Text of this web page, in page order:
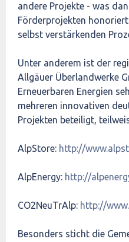
andere Projekte - was
Förderprojekten
selbst verstärkenden
Unter anderem ist der
Allgäuer Überlandwerke
Erneuerbaren Energien
mehreren innovativen
Projekten beteiligt,
AlpStore: http://
AlpEnergy: http://
CO2NeuTrAlp: http://
Besonders sticht die